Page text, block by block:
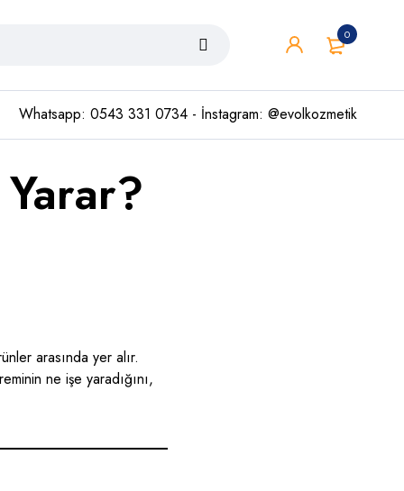
0
Whatsapp: 0543 331 0734 - İnstagram: @evolkozmetik
arasında yer alır.
ne işe yaradığını,